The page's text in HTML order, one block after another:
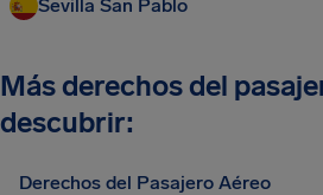
Sevilla San Pablo
Más derechos del
descubrir:
Derechos del Pasajero Aéreo